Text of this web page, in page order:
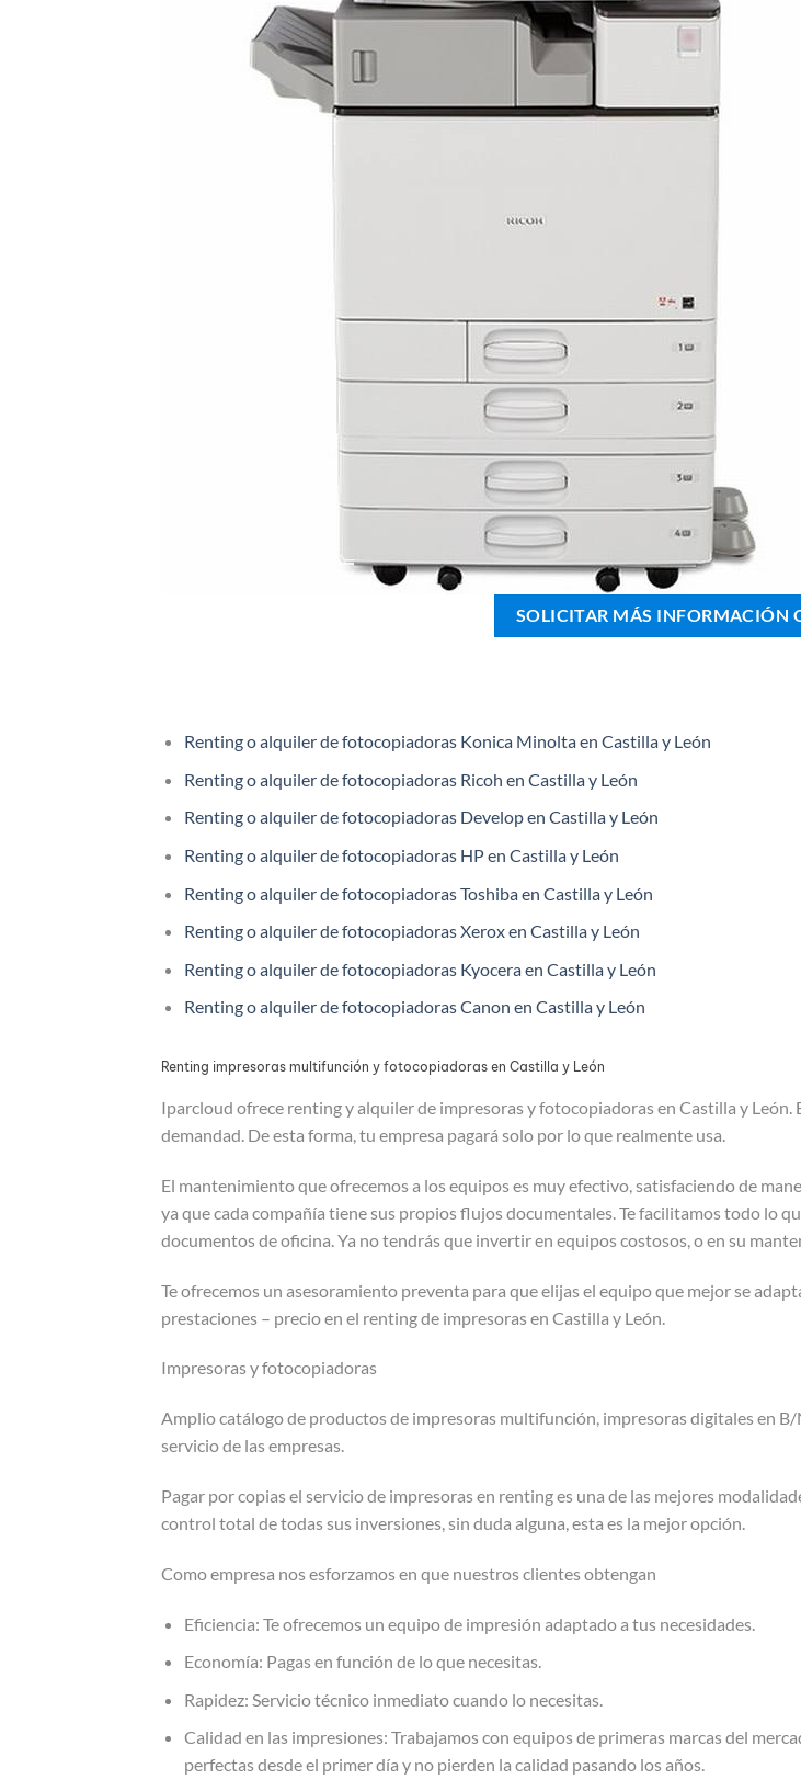
SOLICITAR MÁS INFORMACIÓN
Renting o alquiler de fotocopiadoras Konica Minolta en Castilla y León
Renting o alquiler de fotocopiadoras Ricoh en Castilla y León
Renting o alquiler de fotocopiadoras Develop en Castilla y León
Renting o alquiler de fotocopiadoras HP en Castilla y León
Renting o alquiler de fotocopiadoras Toshiba en Castilla y León
Renting o alquiler de fotocopiadoras Xerox en Castilla y León
Renting o alquiler de fotocopiadoras Kyocera en Castilla y León
Renting o alquiler de fotocopiadoras Canon en Castilla y León
Renting impresoras multifunción y fotocopiadoras en Castilla y León
Iparcloud ofrece renting y alquiler de impresoras y fotocopiadoras en Castilla y
demandad. De esta forma, tu empresa pagará solo por lo que realmente usa.
El mantenimiento que ofrecemos a los equipos es muy efectivo, satisfaciendo de
ya que cada compañía tiene sus propios flujos documentales. Te facilitamos todo lo
documentos de oficina. Ya no tendrás que invertir en equipos costosos, o en su
Te ofrecemos un asesoramiento preventa para que elijas el equipo que mejor se
prestaciones – precio en el renting de impresoras en Castilla y León.
Impresoras y fotocopiadoras
Amplio catálogo de productos de impresoras multifunción, impresoras digitales en
servicio de las empresas.
Pagar por copias el servicio de impresoras en renting es una de las mejores
control total de todas sus inversiones, sin duda alguna, esta es la mejor opción.
Como empresa nos esforzamos en que nuestros clientes obtengan
Eficiencia: Te ofrecemos un equipo de impresión adaptado a tus necesidades.
Economía: Pagas en función de lo que necesitas.
Rapidez: Servicio técnico inmediato cuando lo necesitas.
Calidad en las impresiones: Trabajamos con equipos de primeras marcas del
perfectas desde el primer día y no pierden la calidad pasando los años.